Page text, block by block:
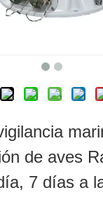
de aves
7 días a